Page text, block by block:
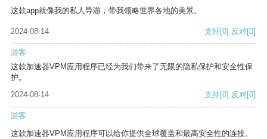
这款app就像我的私人导游，带我领略世界各地的美景。
2024-08-14 支持[0] 反对[0]
游客
这款加速器VPM应用程序已经为我们带来了无限的隐私保护和安全性保
护。
2024-08-14
支持[0] 反对[0]
游客
这款加速器VPM应用程序可以给你提供全球覆盖和最高安全性的连接。